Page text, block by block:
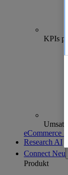
KPIs
eCommerce
Research AI
Connect Neu
Produkt